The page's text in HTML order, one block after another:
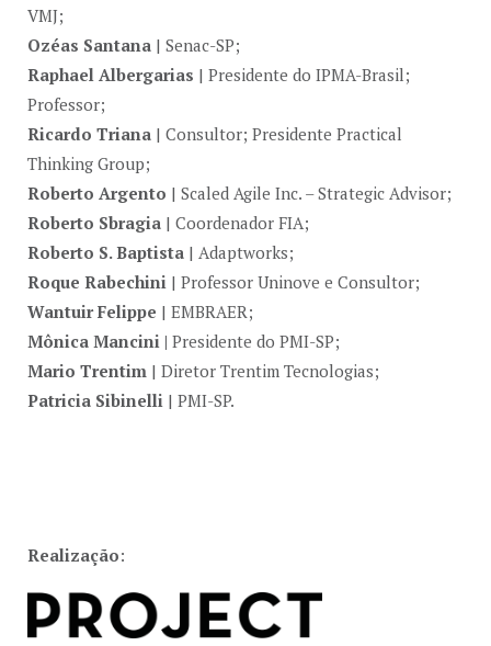
VMJ;
Ozéas Santana | Senac-SP;
Raphael Albergarias | Presidente do IPMA-Brasil;
Professor;
Ricardo Triana | Consultor; Presidente Practical
Thinking Group;
Roberto Argento | Scaled Agile Inc. – Strategic Advisor;
Roberto Sbragia | Coordenador FIA;
Roberto S. Baptista | Adaptworks;
Roque Rabechini | Professor Uninove e Consultor;
Wantuir Felippe | EMBRAER;
Mônica Mancini | Presidente do PMI-SP;
Mario Trentim | Diretor Trentim Tecnologias;
Patricia Sibinelli | PMI-SP.
Realização: